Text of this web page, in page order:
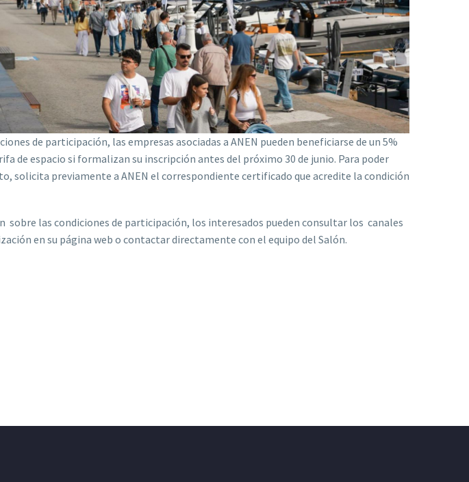
de participación, las empresas asociadas a ANEN pueden beneficiarse de un 5%
de espacio si formalizan su inscripción antes del próximo 30 de junio. Para poder
solicita previamente a ANEN el correspondiente certificado que acredite la condición
sobre las condiciones de participación, los interesados pueden consultar los canales
en su página web o contactar directamente con el equipo del Salón.